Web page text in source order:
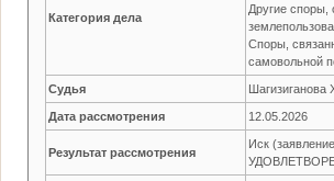
Категория дела
Другие споры,
Споры,
самовольной
Судья Шагизиганова
Дата рассмотрения 12.05.2026
Результат рассмотрения
Иск